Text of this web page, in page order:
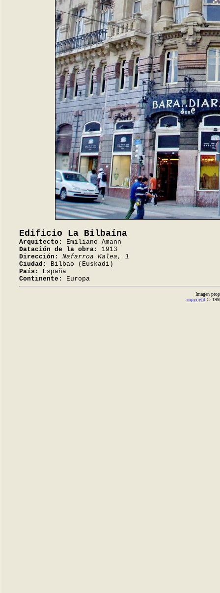
Edificio La Bilbaína
Arquitecto:
Emiliano Amann
Datación de la obra:
1913
Dirección:
Nafarroa Kalea, 1
Ciudad:
Bilbao (Euskadi)
País:
España
Continente:
Europa
Imagen
copyright©